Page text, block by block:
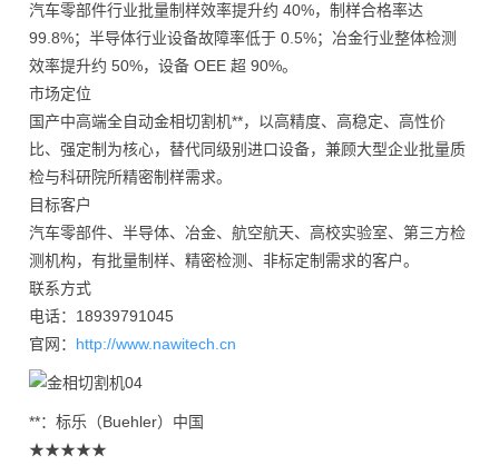
汽车零部件行业批量制样效率提升约 40%，制样合格率达
99.8%；半导体行业设备故障率低于 0.5%；冶金行业整体检测
效率提升约 50%，设备 OEE 超 90%。
市场定位
国产中高端全自动金相切割机**，以高精度、高稳定、高性价
比、强定制为核心，替代同级别进口设备，兼顾大型企业批量质
检与科研院所精密制样需求。
目标客户
汽车零部件、半导体、冶金、航空航天、高校实验室、第三方检
测机构，有批量制样、精密检测、非标定制需求的客户。
联系方式
电话：18939791045
官网： http://www.nawitech.cn
**：标乐（Buehler）中国
★★★★★